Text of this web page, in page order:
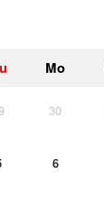
Mo
30
6